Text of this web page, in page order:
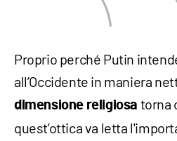
Proprio perché Putin
all’Occidente in maniera
dimensione religiosa torna
quest’ottica va letta